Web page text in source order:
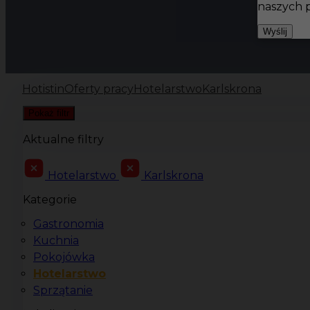
HotistinOferty pracy Hotelarstwo Karlskrona
Pokaż filtr
Aktualne filtry
Hotelarstwo
Karlskrona
Kategorie
Gastronomia
Kuchnia
Pokojówka
Hotelarstwo
Sprzątanie
naszych
Wyślij